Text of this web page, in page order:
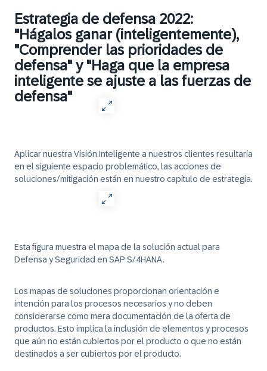
Estrategia de defensa 2022:
"Hágalos ganar (inteligentemente),
"Comprender las prioridades de
defensa" y "Haga que la empresa
inteligente se ajuste a las fuerzas de
defensa"
Aplicar nuestra Visión Inteligente a nuestros clientes resultaría
en el siguiente espacio problemático, las acciones de
soluciones/mitigación están en nuestro capítulo de estrategia.
Esta figura muestra el mapa de la solución actual para
Defensa y Seguridad en SAP S/4HANA.
Los mapas de soluciones proporcionan orientación e
intención para los procesos necesarios y no deben
considerarse como mera documentación de la oferta de
productos. Esto implica la inclusión de elementos y procesos
que aún no están cubiertos por el producto o que no están
destinados a ser cubiertos por el producto.